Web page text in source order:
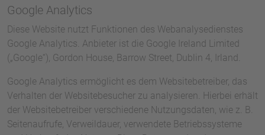
Google Analytics
Diese Website nutzt Funktionen des Webanalysedienstes
Google Analytics. Anbieter ist die Google Ireland Limited
(„Google“), Gordon House, Barrow Street, Dublin 4, Irland.
Google Analytics ermöglicht es dem Websitebetreiber, das
Verhalten der Websitebesucher zu analysieren. Hierbei erhält
der Websitebetreiber verschiedene Nutzungsdaten, wie z. B.
Seitenaufrufe, Verweildauer, verwendete Betriebssysteme